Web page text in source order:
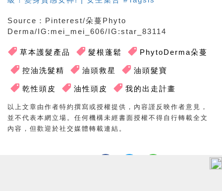
Source：Pinterest/朵蔓Phyto
Derma/IG:mei_mei_606/IG:star_83114
草本護髮產品 髮根蓬鬆 PhytoDerma朵蔓
控油洗髮精 油頭救星 油頭髮寶
乾性頭皮 油性頭皮 我的出走計畫
以上文章由作者特約撰寫或授權提供，內容謹反映作者意見，
並不代表本網立場。任何機構未經書面授權不得自行轉載全文
內容，但歡迎於社交媒體轉載連結。